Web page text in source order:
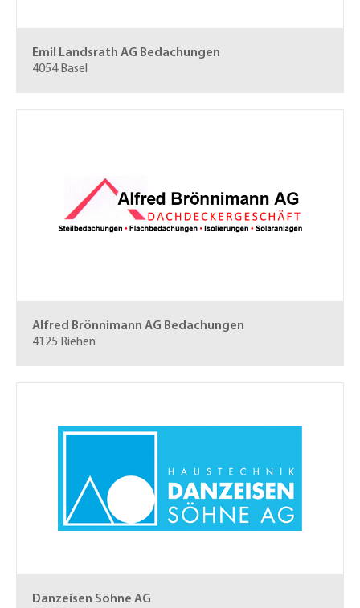
Emil Landsrath AG Bedachungen
4054 Basel
Alfred Brönnimann AG Bedachungen
4125 Riehen
Danzeisen Söhne AG